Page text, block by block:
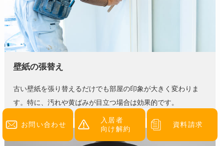
壁紙の張替え
古い壁紙を張り替えるだけでも部屋の印象が大きく変わりま
す。特に、汚れや黄ばみが目立つ場合は効果的です。
お問い合わせ
入居者
向け解約
資料請求